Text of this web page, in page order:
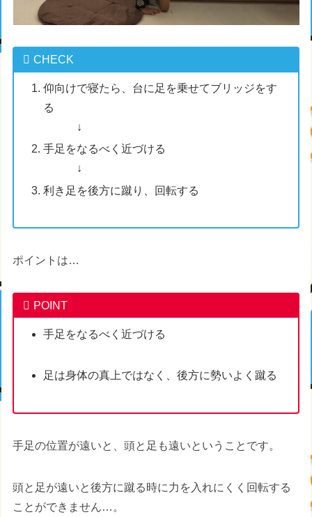
CHECK
仰向けで寝たら、台に足を乗せてブリッジをす
る
↓
手足をなるべく近づける
↓
利き足を後方に蹴り、回転する
ポイントは…
POINT
手足をなるべく近づける
足は身体の真上ではなく、後方に勢いよく蹴る
手足の位置が遠いと、頭と足も遠いということです。
頭と足が遠いと後方に蹴る時に力を入れにくく回転する
ことができません…。